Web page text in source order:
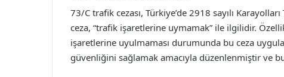
73/C trafik cezası, Türkiye’de 2918 sayılı
ceza, “trafik işaretlerine uymamak” ile ilgilidir.
işaretlerine uyulmaması durumunda bu ceza
güvenliğini sağlamak amacıyla düzenlenmiştir ve